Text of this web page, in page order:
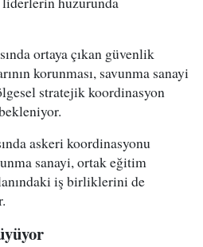
ortaya çıkan güvenlik
korunması, savunma sanayi
stratejik koordinasyon
askeri koordinasyonu
sanayi, ortak eğitim
iş birliklerini de